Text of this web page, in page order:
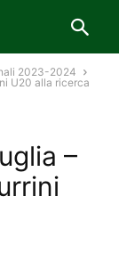
2023-2024
U20 alla ricerca
–